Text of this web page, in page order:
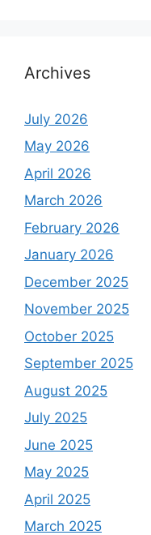
Archives
July 2026
May 2026
April 2026
March 2026
February 2026
January 2026
December 2025
November 2025
October 2025
September 2025
August 2025
July 2025
June 2025
May 2025
April 2025
March 2025